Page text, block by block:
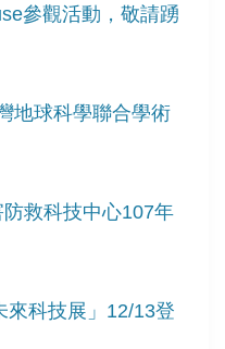
參觀活動，敬請踴
地球科學聯合學術
救科技中心107年
來科技展」12/13登